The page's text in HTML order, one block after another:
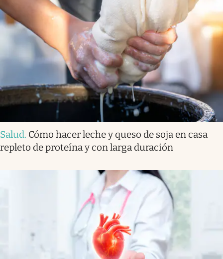
Salud. Cómo hacer leche y queso de soja en casa
repleto de proteína y con larga duración